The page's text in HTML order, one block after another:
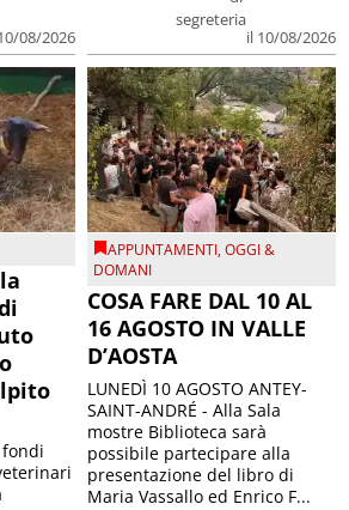
08/2026
segreteria
il 10/08/2026
APPUNTAMENTI,OGGI &
DOMANI
COSA FARE DAL 10 AL
16 AGOSTO IN VALLE
D’AOSTA
LUNEDÌ 10 AGOSTO ANTEY-
SAINT-ANDRÉ - Alla Sala
mostre Biblioteca sarà
possibile partecipare alla
presentazione del libro di
Maria Vassallo ed Enrico F...